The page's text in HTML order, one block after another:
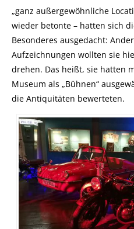
„ganz außergewöhnliche
wieder betonte – hatten sich
Besonderes ausgedacht:
Aufzeichnungen wollten sie
drehen. Das heißt, sie hatten
Museum als „Bühnen“
die Antiquitäten bewerteten.